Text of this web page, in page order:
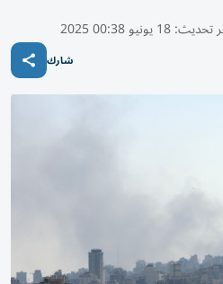
تحديث:18 يونيو 00:38 2025
شارك